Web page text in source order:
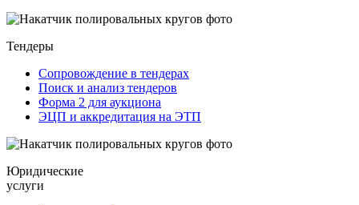
Тендеры
Сопровождение в тендерах
Поиск и анализ тендеров
Форма 2 для аукциона
ЭЦП и аккредитация на ЭТП
Юридические
услуги